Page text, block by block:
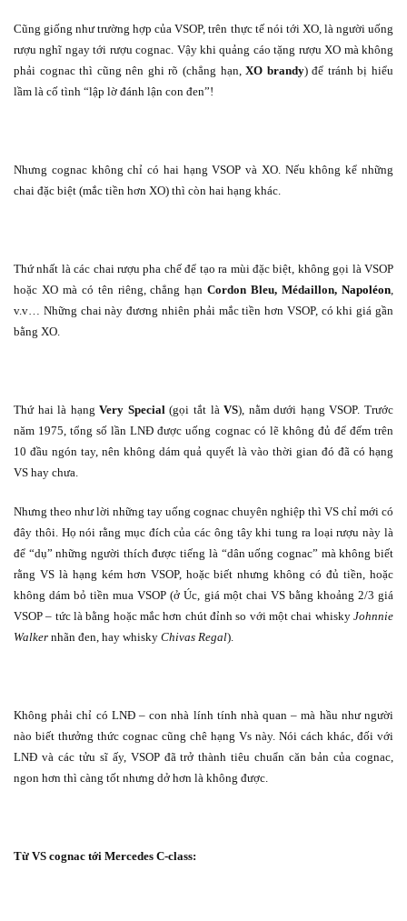
Cũng giống như trường hợp của VSOP, trên thực tế nói tới XO, là người uống
rượu nghĩ ngay tới rượu cognac. Vậy khi quảng cáo tặng rượu XO mà không
phải cognac thì cũng nên ghi rõ (chẳng hạn,XO brandy) để tránh bị hiểu
lầm là cố tình “lập lờ đánh lận con đen”!
Nhưng cognac không chỉ có hai hạng VSOP và XO. Nếu không kể những
chai đặc biệt (mắc tiền hơn XO) thì còn hai hạng khác.
Thứ nhất là các chai rượu pha chế để tạo ra mùi đặc biệt, không gọi là VSOP
hoặc XO mà có tên riêng, chẳng hạnCordon Bleu, Médaillon,Napoléon
v.v… Những chai này đương nhiên phải mắc tiền hơn VSOP, có khi giá gần
bằng XO.
Thứ hai là hạngVery Special (gọi tắt làVS), nằm dưới hạng VSOP. Trước
năm 1975, tổng số lần LNĐ được uống cognac có lẽ không đủ để đếm trên
10 đầu ngón tay, nên không dám quả quyết là vào thời gian đó đã có hạng
VS hay chưa.
Nhưng theo như lời những tay uống cognac chuyên nghiệp thì VS chỉ mới có
đây thôi. Họ nói rằng mục đích của các ông tây khi tung ra loại rượu này là
để “dụ” những người thích được tiếng là “dân uống cognac” mà không biết
rằng VS là hạng kém hơn VSOP, hoặc biết nhưng không có đủ tiền, hoặc
không dám bỏ tiền mua VSOP (ở Úc, giá một chai VS bằng khoảng 2/3 giá
VSOP – tức là bằng hoặc mắc hơn chút đỉnh so với một chai whisky Johnnie
Walker nhãn đen, hay whisky Chivas Regal).
Không phải chỉ có LNĐ – con nhà lính tính nhà quan – mà hầu như người
nào biết thưởng thức cognac cũng chê hạng Vs này. Nói cách khác, đối với
LNĐ và các tửu sĩ ấy, VSOP đã trở thành tiêu chuẩn căn bản của cognac,
ngon hơn thì càng tốt nhưng dở hơn là không được.
Từ VS cognac tới Mercedes C-class: